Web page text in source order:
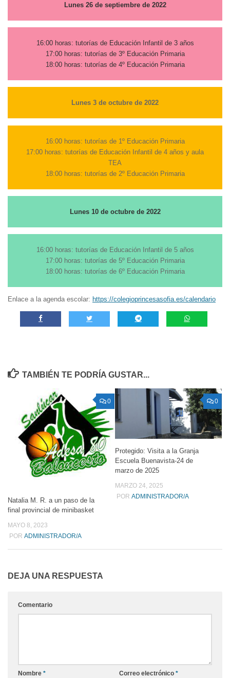
Lunes 26 de septiembre de 2022
16:00 horas: tutorías de Educación Infantil de 3 años
17:00 horas: tutorías de 3º Educación Primaria
18:00 horas: tutorías de 4º Educación Primaria
Lunes 3 de octubre de 2022
16:00 horas: tutorías de 1º Educación Primaria
17:00 horas: tutorías de Educación Infantil de 4 años y aula
TEA
18:00 horas: tutorías de 2º Educación Primaria
Lunes 10 de octubre de 2022
16:00 horas: tutorías de Educación Infantil de 5 años
17:00 horas: tutorías de 5º Educación Primaria
18:00 horas: tutorías de 6º Educación Primaria
Enlace a la agenda escolar: https://colegioprincesasofia.es/calendario
TAMBIÉN TE PODRÍA GUSTAR...
0
Natalia M. R. a un paso de la
final provincial de minibasket
MAYO 8, 2023
POR ADMINISTRADOR/A
0
Protegido: Visita a la Granja
Escuela Buenavista-24 de
marzo de 2025
MARZO 24, 2025
POR ADMINISTRADOR/A
DEJA UNA RESPUESTA
Comentario
Nombre * Correo electrónico *